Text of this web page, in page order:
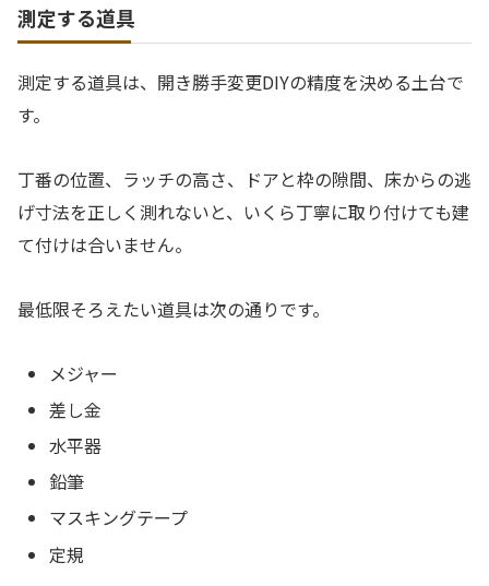
測定する道具
測定する道具は、開き勝手変更DIYの精度を決める土台で
す。
丁番の位置、ラッチの高さ、ドアと枠の隙間、床からの逃
げ寸法を正しく測れないと、いくら丁寧に取り付けても建
て付けは合いません。
最低限そろえたい道具は次の通りです。
メジャー
差し金
水平器
鉛筆
マスキングテープ
定規